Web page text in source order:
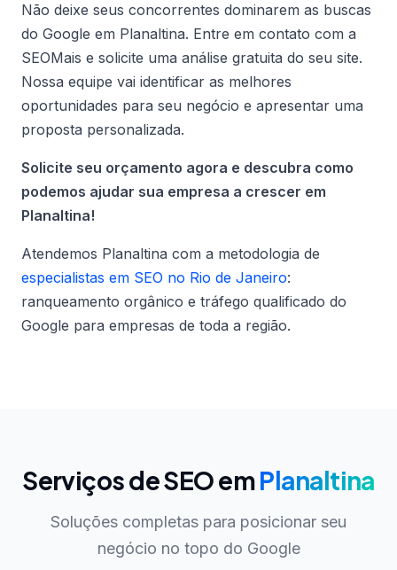
Não deixe seus concorrentes dominarem as buscas
do Google em Planaltina. Entre em contato com a
SEOMais e solicite uma análise gratuita do seu site.
Nossa equipe vai identificar as melhores
oportunidades para seu negócio e apresentar uma
proposta personalizada.
Solicite seu orçamento agora e descubra como
podemos ajudar sua empresa a crescer em
Planaltina!
Atendemos Planaltina com a metodologia de
especialistas em SEO no Rio de Janeiro:
ranqueamento orgânico e tráfego qualificado do
Google para empresas de toda a região.
Serviços de SEO emPlanaltina
Soluções completas para posicionar seu
negócio no topo do Google